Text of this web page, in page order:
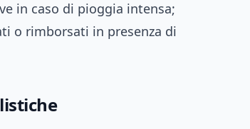
in caso di pioggia intensa;
o rimborsati in presenza di